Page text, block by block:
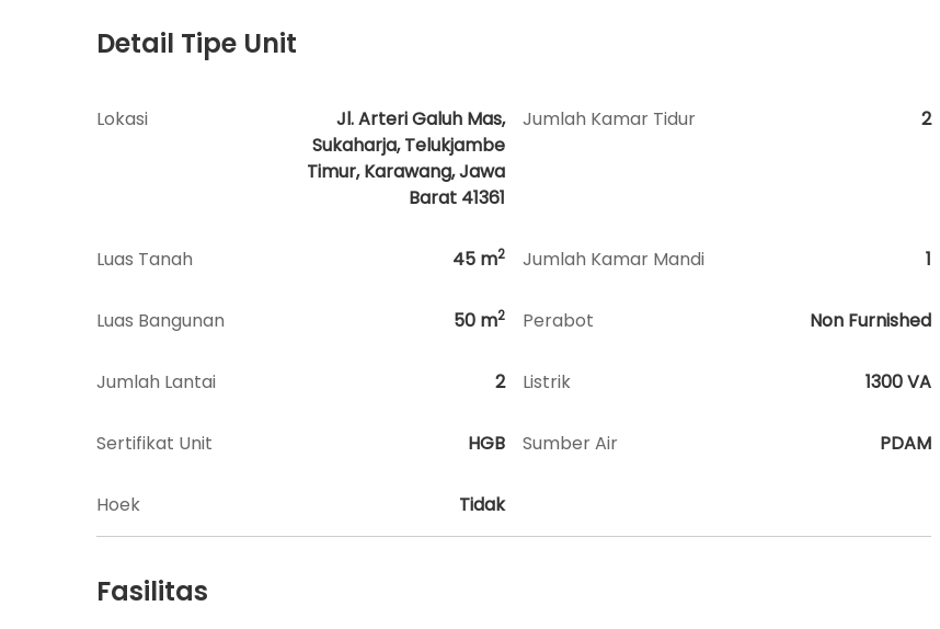
Detail Tipe Unit
Lokasi
Jl. Arteri Galuh Mas,
Sukaharja, Telukjambe
Timur, Karawang, Jawa
Barat 41361
Jumlah Kamar Tidur 2
Luas Tanah 45 m2 Jumlah Kamar Mandi 1
Luas Bangunan 50 m2 Perabot Non Furnished
Jumlah Lantai 2 Listrik 1300 VA
Sertifikat Unit HGB Sumber Air PDAM
Hoek Tidak
Fasilitas